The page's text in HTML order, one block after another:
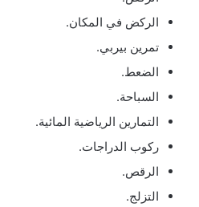
الركض في المكان.
تمرين بيربي.
الضعط.
السباحة.
التمارين الرياضية المائية.
ركوب الدراجات.
الرقص.
التزلج.